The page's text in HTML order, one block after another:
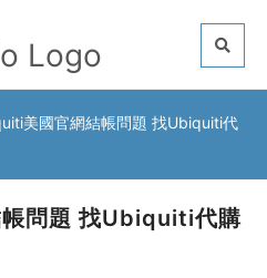
美國官網結帳問題 找Ubiquiti代
問題 找Ubiquiti代購